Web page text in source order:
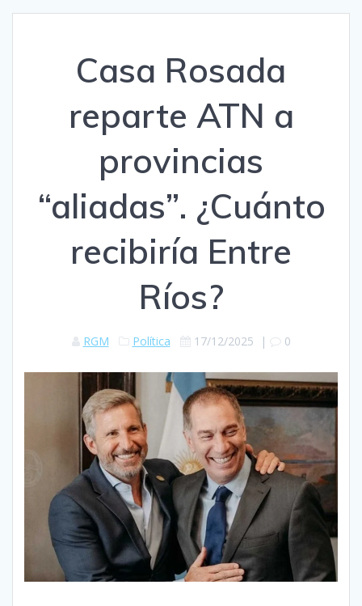
Casa Rosada
reparte ATN a
provincias
“aliadas”. ¿Cuánto
recibiría Entre
Ríos?
RGM Política 17/12/2025 | 0